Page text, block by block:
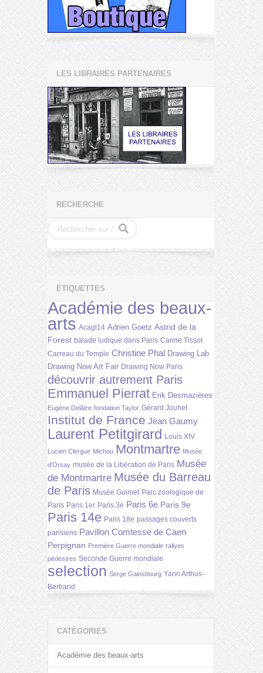
LES LIBRAIRES PARTENAIRES
RECHERCHE
ÉTIQUETTES
Académie des beaux-
arts Acagl14 Adrien Goetz Astrid de la
Forest balade ludique dans Paris Carine Tissot
Carreau du Temple Christine Phal Drawing Lab
Drawing Now Art Fair Drawing Now Paris
découvrir autrement Paris
Emmanuel Pierrat Erik Desmazières
Eugène Delâtre fondation Taylor Gérard Jouhet
Institut de France Jean Gaumy
Laurent Petitgirard Louis XIV
Lucien Clergue Michou Montmartre Musée
d'Orsay musée de la Libération de Paris Musée
de Montmartre Musée du Barreau
de Paris Musée Guimet Parc zoologique de
Paris Paris 1er Paris 3e Paris 6e Paris 9e
Paris 14e Paris 18e passages couverts
parisiens Pavillon Comtesse de Caen
Perpignan Première Guerre mondiale rallyes
pédestres Seconde Guerre mondiale
selection Serge Gainsbourg Yann Arthus-
Bertrand
CATÉGORIES
Académie des beaux-arts